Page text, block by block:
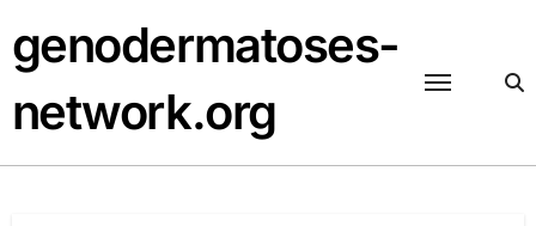
to
content
genodermatoses-
network.org